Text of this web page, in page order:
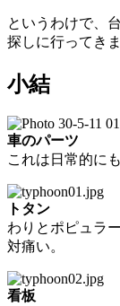
というわけで、
探しに行ってきま
小結
車のパーツ
これは日常的に
トタン
わりとポピュラ
対痛い。
看板